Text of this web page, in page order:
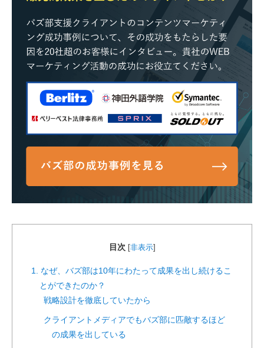
目次 [非表示]
1. なぜ、バズ部は10年にわたって成果を出し続けるこ
とができたのか？
戦略設計を徹底していたから
クライアントメディアでもバズ部に匹敵するほど
の成果を出している